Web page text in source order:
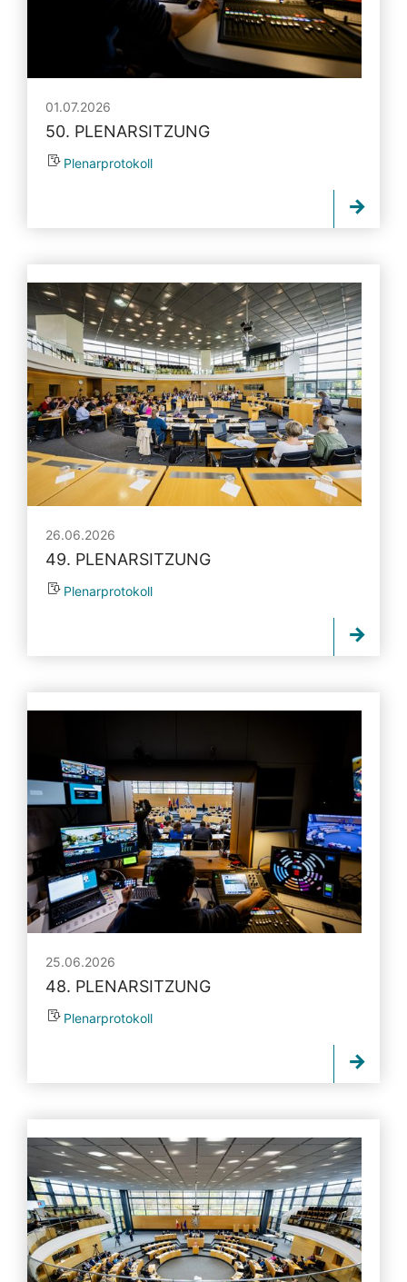
01.07.2026
50. PLENARSITZUNG
Plenarprotokoll
26.06.2026
49. PLENARSITZUNG
Plenarprotokoll
25.06.2026
48. PLENARSITZUNG
Plenarprotokoll